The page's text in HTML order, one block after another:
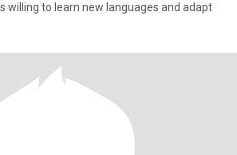
willing to learn new languages ​​and adapt